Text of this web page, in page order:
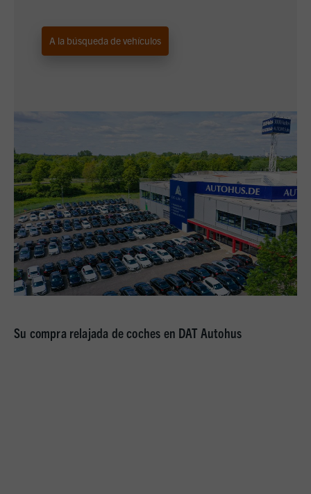
A la búsqueda de vehículos
Su compra relajada de coches en DAT Autohus